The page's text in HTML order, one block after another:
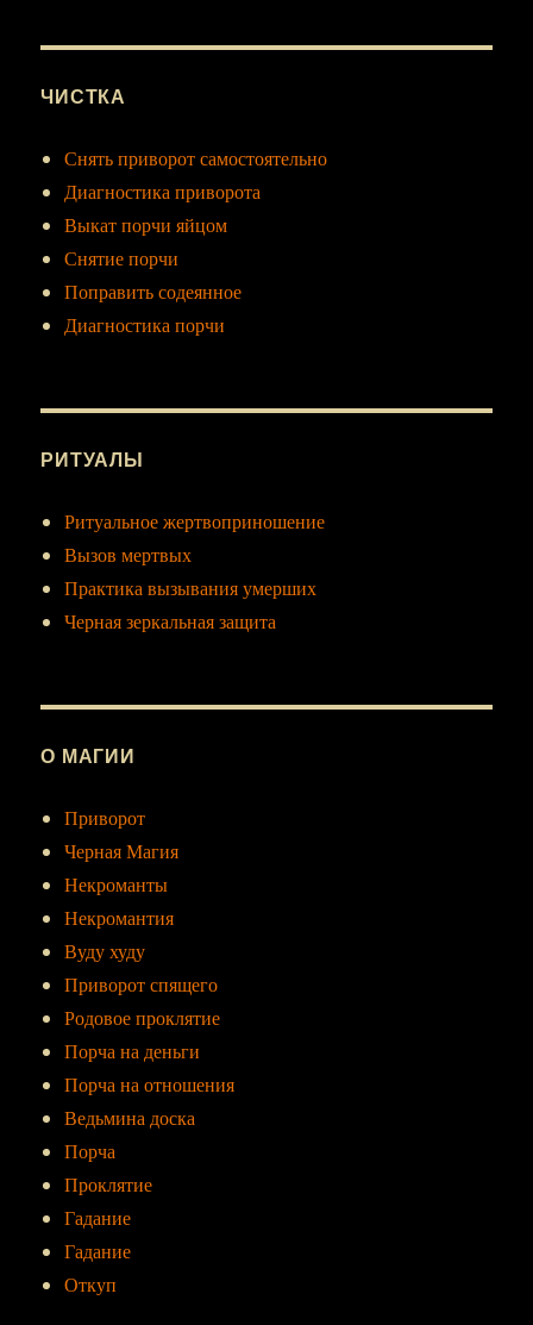
ЧИСТКА
Снять приворот самостоятельно
Диагностика приворота
Выкат порчи яйцом
Снятие порчи
Поправить содеянное
Диагностика порчи
РИТУАЛЫ
Ритуальное жертвоприношение
Вызов мертвых
Практика вызывания умерших
Черная зеркальная защита
О МАГИИ
Приворот
Черная Магия
Некроманты
Некромантия
Вуду худу
Приворот спящего
Родовое проклятие
Порча на деньги
Порча на отношения
Ведьмина доска
Порча
Проклятие
Гадание
Гадание
Откуп